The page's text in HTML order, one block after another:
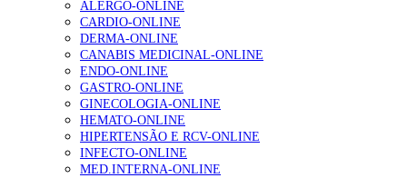
Alguns milhares de utentes podem ficar sem médico de
família com nova regras do registo, alerta associação
155 visualizações
1.º Episódio do Podcast “Frequência Cardio – Sintoniza-
te na Insuficiência Cardíaca” da Bayer
99 visualizações
ALERGO-ONLINE
CARDIO-ONLINE
DERMA-ONLINE
CANABIS MEDICINAL-ONLINE
ENDO-ONLINE
GASTRO-ONLINE
GINECOLOGIA-ONLINE
HEMATO-ONLINE
HIPERTENSÃO E RCV-ONLINE
INFECTO-ONLINE
MED.INTERNA-ONLINE